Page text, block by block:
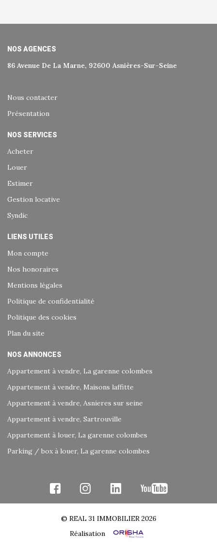
NOS AGENCES
86 Avenue De La Marne, 92600 Asnières-Sur-Seine
Nous contacter
Présentation
NOS SERVICES
Acheter
Louer
Estimer
Gestion locative
Syndic
LIENS UTILES
Mon compte
Nos honoraires
Mentions légales
Politique de confidentialité
Politique des cookies
Plan du site
NOS ANNONCES
Appartement à vendre, La garenne colombes
Appartement à vendre, Maisons laffitte
Appartement à vendre, Asnieres sur seine
Appartement à vendre, Sartrouville
Appartement à louer, La garenne colombes
Parking / box à louer, La garenne colombes
© REAL 31 IMMOBILIER 2026
Réalisation